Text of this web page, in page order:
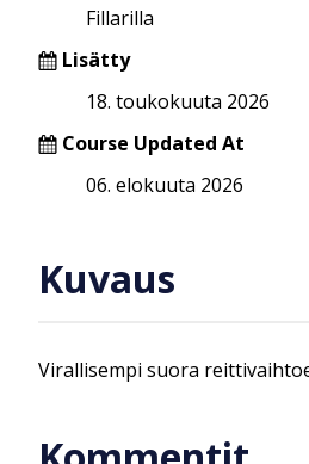
Fillarilla
Lisätty
18. toukokuuta 2026
Course Updated At
06. elokuuta 2026
Kuvaus
Virallisempi suora